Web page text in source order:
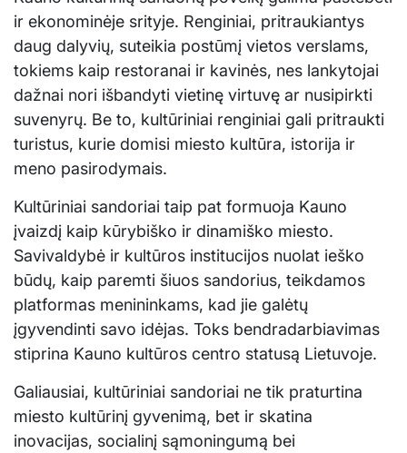
ir ekonominėje srityje. Renginiai, pritraukiantys
daug dalyvių, suteikia postūmį vietos verslams,
tokiems kaip restoranai ir kavinės, nes lankytojai
dažnai nori išbandyti vietinę virtuvę ar nusipirkti
suvenyrų. Be to, kultūriniai renginiai gali pritraukti
turistus, kurie domisi miesto kultūra, istorija ir
meno pasirodymais.
Kultūriniai sandoriai taip pat formuoja Kauno
įvaizdį kaip kūrybiško ir dinamiško miesto.
Savivaldybė ir kultūros institucijos nuolat ieško
būdų, kaip paremti šiuos sandorius, teikdamos
platformas menininkams, kad jie galėtų
įgyvendinti savo idėjas. Toks bendradarbiavimas
stiprina Kauno kultūros centro statusą Lietuvoje.
Galiausiai, kultūriniai sandoriai ne tik praturtina
miesto kultūrinį gyvenimą, bet ir skatina
inovacijas, socialinį sąmoningumą bei